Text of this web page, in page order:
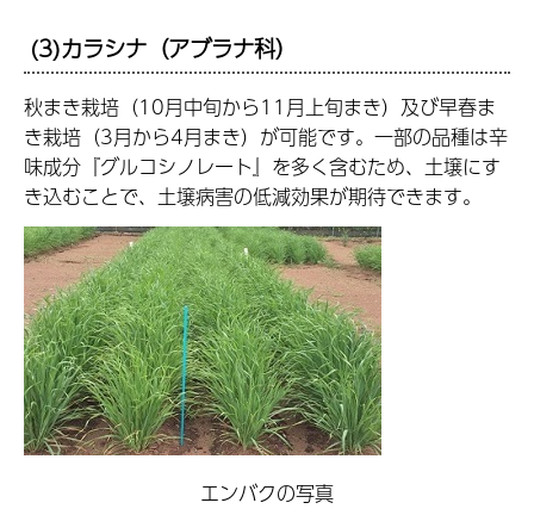
(3)カラシナ（アブラナ科）
秋まき栽培（10月中旬から11月上旬まき）及び早春ま
き栽培（3月から4月まき）が可能です。一部の品種は辛
味成分『グルコシノレート』を多く含むため、土壌にす
き込むことで、土壌病害の低減効果が期待できます。
エンバクの写真